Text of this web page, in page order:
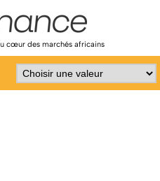
cœur des marchés africains